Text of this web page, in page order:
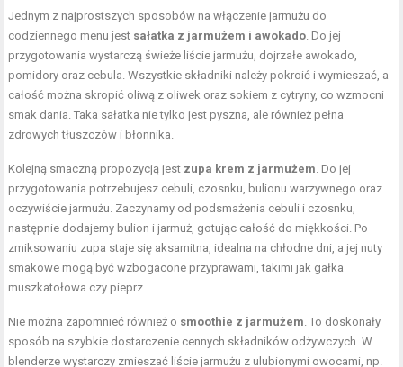
Jednym z najprostszych sposobów na włączenie jarmużu do
codziennego menu jest sałatka z jarmużem i awokado . Do jej
przygotowania wystarczą świeże liście jarmużu, dojrzałe awokado,
pomidory oraz cebula. Wszystkie składniki należy pokroić i wymieszać, a
całość można skropić oliwą z oliwek oraz sokiem z cytryny, co wzmocni
smak dania. Taka sałatka nie tylko jest pyszna, ale również pełna
zdrowych tłuszczów i błonnika.
Kolejną smaczną propozycją jest zupa krem z jarmużem . Do jej
przygotowania potrzebujesz cebuli, czosnku, bulionu warzywnego oraz
oczywiście jarmużu. Zaczynamy od podsmażenia cebuli i czosnku,
następnie dodajemy bulion i jarmuż, gotując całość do miękkości. Po
zmiksowaniu zupa staje się aksamitna, idealna na chłodne dni, a jej nuty
smakowe mogą być wzbogacone przyprawami, takimi jak gałka
muszkatołowa czy pieprz.
Nie można zapomnieć również o smoothie z jarmużem . To doskonały
sposób na szybkie dostarczenie cennych składników odżywczych. W
blenderze wystarczy zmieszać liście jarmużu z ulubionymi owocami, np.